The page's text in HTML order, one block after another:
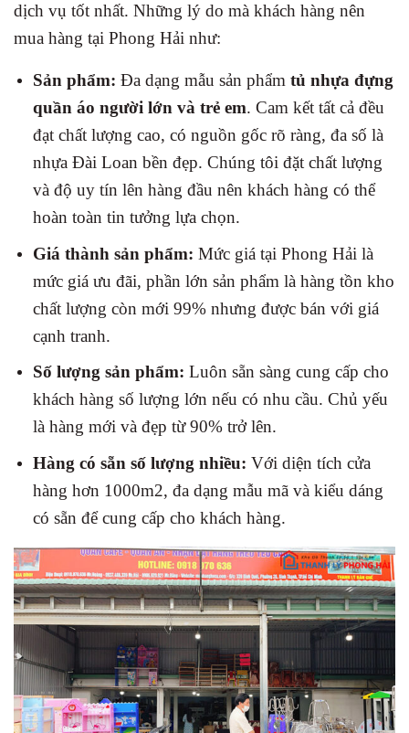
dịch vụ tốt nhất. Những lý do mà khách hàng nên
mua hàng tại Phong Hải như:
Sản phẩm: Đa dạng mẫu sản phẩm tủ nhựa đựng
quần áo người lớn và trẻ em. Cam kết tất cả đều
đạt chất lượng cao, có nguồn gốc rõ ràng, đa số là
nhựa Đài Loan bền đẹp. Chúng tôi đặt chất lượng
và độ uy tín lên hàng đầu nên khách hàng có thể
hoàn toàn tin tưởng lựa chọn.
Giá thành sản phẩm: Mức giá tại Phong Hải là
mức giá ưu đãi, phần lớn sản phẩm là hàng tồn kho
chất lượng còn mới 99% nhưng được bán với giá
cạnh tranh.
Số lượng sản phẩm: Luôn sẵn sàng cung cấp cho
khách hàng số lượng lớn nếu có nhu cầu. Chủ yếu
là hàng mới và đẹp từ 90% trở lên.
Hàng có sẵn số lượng nhiều: Với diện tích cửa
hàng hơn 1000m2, đa dạng mẫu mã và kiểu dáng
có sẵn để cung cấp cho khách hàng.